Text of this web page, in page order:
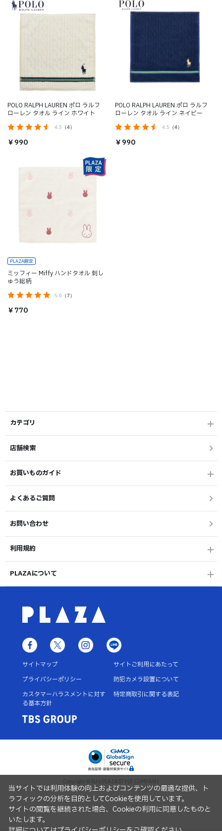
POLO RALPH LAUREN ポロ ラルフ
ローレン タオル ライン ホワイト
4.5 （4）
￥990
POLO RALPH LAUREN ポロ ラルフ
ローレン タオル ライン ネイビー
4.5 （4）
￥990
PLAZA限定
ミッフィー Miffy ハンドタオル 刺し
ゅう総柄
5.0 （7）
￥770
カテゴリ
店舗検索
お買いものガイド
よくあるご質問
お問い合わせ
利用規約
PLAZAについて
サイトマップ
サイトご利用にあたって
プライバシーポリシー
防犯カメラ設置について
カスタマーハラスメントに対す
る基本方針
特定商取引に関する表記
Copyright © SLH/PLAZASTYLE COMPANY
当サイトでは利用体験の向上およびコンテンツの最適な提供、ト
ラフィックの分析を目的としてCookieを使用しています。
サイトの閲覧を継続された場合、Cookieの利用に同意したものと
いたします。